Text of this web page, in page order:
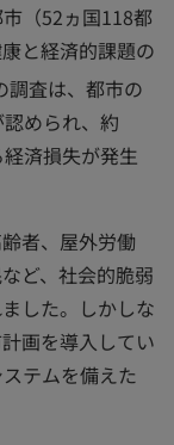
（52ヵ国118都
と経済的課題の
調査は、都市の
められ、約
済損失が発生
者、屋外労働
ど、社会的脆弱
した。しかしな
画を導入してい
テムを備えた